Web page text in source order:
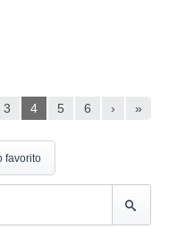
3 4 5 6 › »
favorito